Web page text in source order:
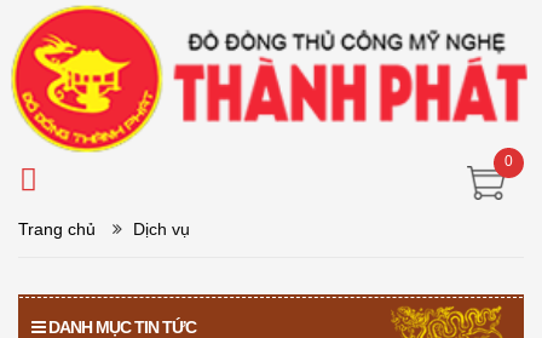
0
Trang chủ Dịch vụ
DANH MỤC TIN TỨC